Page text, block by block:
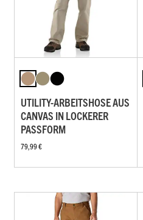
UTILITY-ARBEITSHOSE AUS
CANVAS IN LOCKERER
PASSFORM
79,99 €